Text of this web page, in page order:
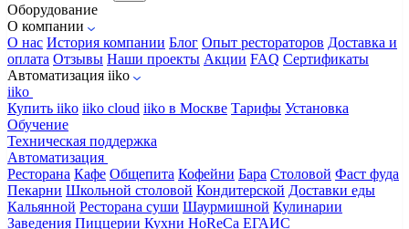
Оборудование
О компании
О нас История компании Блог Опыт рестораторов Доставка и
оплата Отзывы Наши проекты Акции FAQ Сертификаты
Автоматизация iiko
iiko
Купить iiko iiko cloud iiko в Москве Тарифы Установка
Обучение
Техническая поддержка
Автоматизация
Ресторана Кафе Общепита Кофейни Бара Столовой Фаст фуда
Пекарни Школьной столовой Кондитерской Доставки еды
Кальянной Ресторана суши Шаурмишной Кулинарии
Заведения Пиццерии Кухни HoReCa ЕГАИС